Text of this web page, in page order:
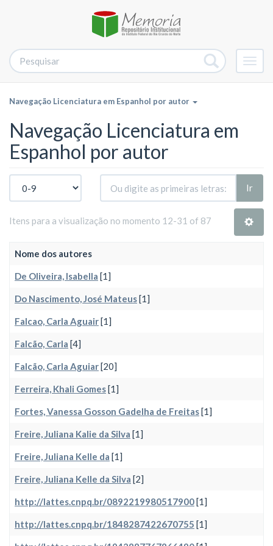
Navegação Licenciatura em Espanhol por autor
Navegação Licenciatura em
Espanhol por autor
Ir
Itens para a visualização no momento 12-31 of 87
Nome dos autores
De Oliveira, Isabella [1]
Do Nascimento, José Mateus[1]
Falcao, Carla Aguair[1]
Falcão, Carla [4]
Falcão, Carla Aguiar[20]
Ferreira, Khali Gomes[1]
Fortes, Vanessa Gosson Gadelha de Freitas[1]
Freire, Juliana Kalie da Silva [1]
Freire, Juliana Kelle da [1]
Freire, Juliana Kelle da Silva [2]
http://lattes.cnpq.br/0892219980517900[1]
http://lattes.cnpq.br/1848287422670755 [1]